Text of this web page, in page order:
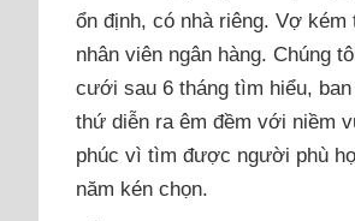
ổn định, có nhà riêng. Vợ kém
nhân viên ngân hàng. Chúng
cưới sau 6 tháng tìm hiểu, ban
thứ diễn ra êm đềm với niềm
phúc vì tìm được người phù
năm kén chọn.